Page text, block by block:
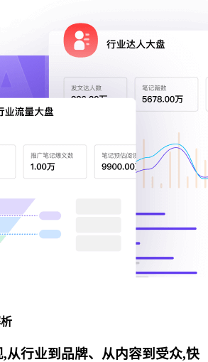
从行业到品牌、从内容到受众,快